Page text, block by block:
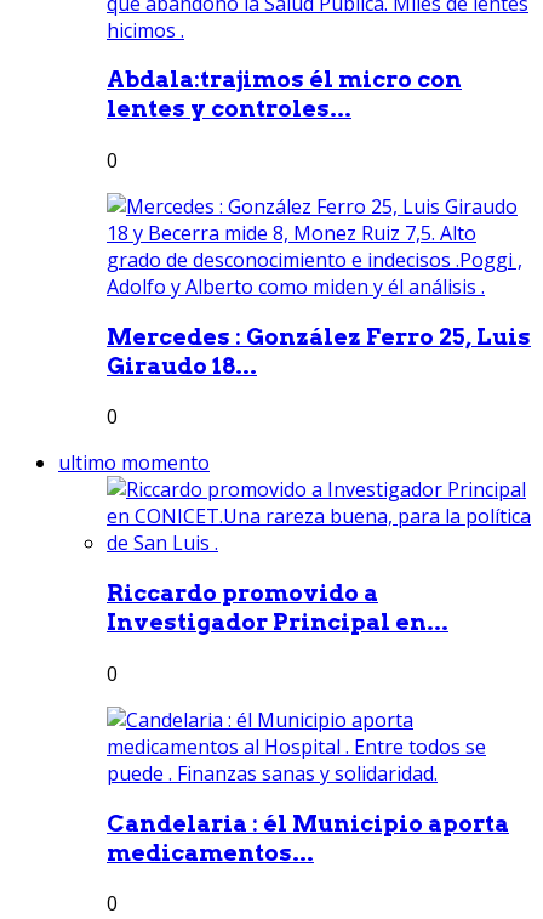
Abdala:trajimos él micro con
lentes y controles...
0
Mercedes : González Ferro 25, Luis
Giraudo 18...
0
ultimo momento
Riccardo promovido a
Investigador Principal en...
0
Candelaria : él Municipio aporta
medicamentos...
0